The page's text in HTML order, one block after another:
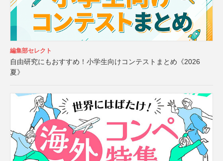
編集部セレクト
自由研究にもおすすめ！小学生向けコンテストまとめ《2026
夏》